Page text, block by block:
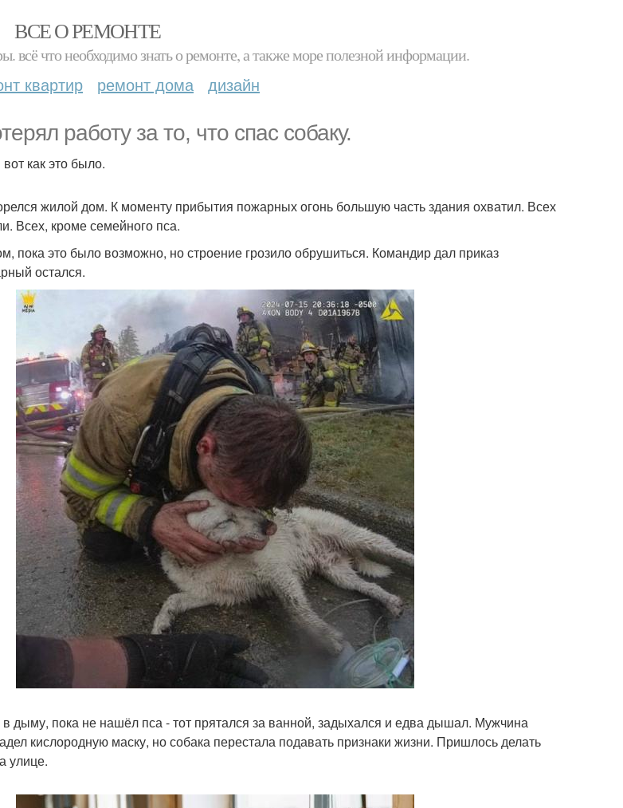
ВСЕ О РЕМОНТЕ
всё что необходимо знать о ремонте, а также море полезной информации.
квартир ремонт дома дизайн
работу за то, что спас собаку.
как это было.
жилой дом. К моменту прибытия пожарных огонь большую часть здания охватил. Всех
Всех, кроме семейного пса.
пока это было возможно, но строение грозило обрушиться. Командир дал приказ
остался.
дыму, пока не нашёл пса - тот прятался за ванной, задыхался и едва дышал. Мужчина
кислородную маску, но собака перестала подавать признаки жизни. Пришлось делать
улице.